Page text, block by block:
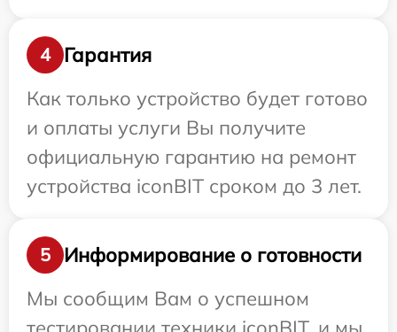
4
Гарантия
Как только устройство будет готово
и оплаты услуги Вы получите
официальную гарантию на ремонт
устройства iconBIT сроком до 3 лет.
5
Информирование о готовности
Мы сообщим Вам о успешном